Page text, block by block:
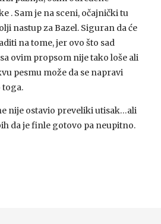
. Sam je na sceni, očajnički tu
nastup za Bazel. Siguran da će
na tome, jer ovo što sad
ovim propsom nije tako loše ali
pesmu može da se napravi
nije ostavio preveliki utisak…ali
da je finle gotovo pa neupitno.